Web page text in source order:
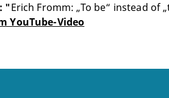
"Erich Fromm: „To be“ instead
YouTube-Video